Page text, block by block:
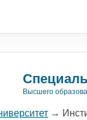
Высшего
→